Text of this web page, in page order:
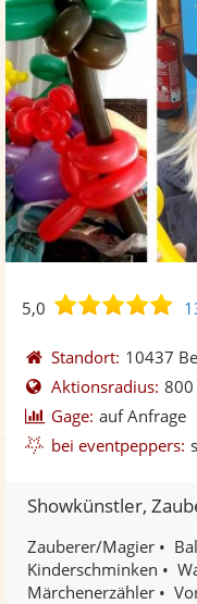
5,0
5,0
5
Standort: 10437
Aktionsradius:
Gage: auf Anfrage
bei eventpeppers:
Showkünstler,
Zauberer/Magier
Kinderschminken
Märchenerzähler